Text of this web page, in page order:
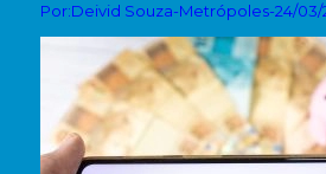
Por:Deivid Souza-Metrópoles-24/03/